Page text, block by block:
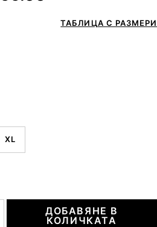
ТАБЛИЦА С РАЗМЕРИ
XL
ДОБАВЯНЕ В
КОЛИЧКАТА